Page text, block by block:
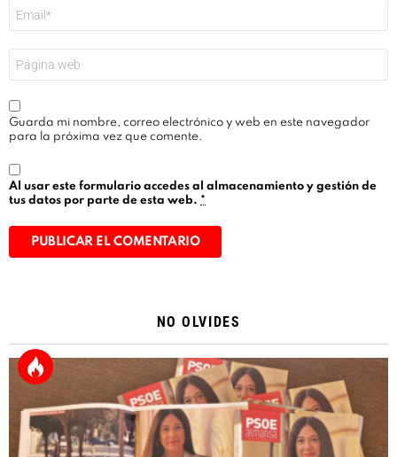
electrónico
*
Guarda mi nombre, correo electrónico y web en este navegador
para la próxima vez que comente.
Al usar este formulario accedes al almacenamiento y gestión de
tus datos por parte de esta web. *
NO OLVIDES